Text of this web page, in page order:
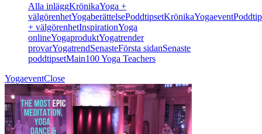
Alla inläggKrönikaYoga +
välgörenhetYogaberättelsePoddtipsetKrönikaYogaevent
+ välgörenhetInspirationYoga
onlineYogaproduktYogatrender
provarYogatrendSenasteFörsta sidanSenaste
poddtipsetMain100 Yoga Teachers
YogaeventClose